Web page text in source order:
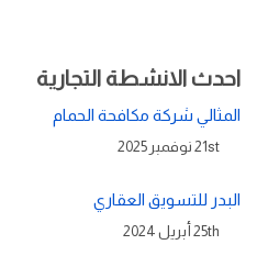
احدث الانشطة التجارية
المثالي شركة مكافحة الحمام
21st نوفمبر 2025
البدر للتسويق العقاري
25th أبريل 2024